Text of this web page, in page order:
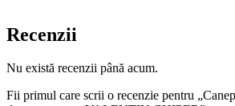
Recenzii
Nu există recenzii până acum.
Fii primul care scrii o recenzie pentru